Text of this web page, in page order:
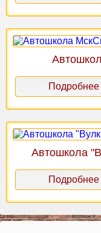
Подробнее
Автошкола
Подробнее